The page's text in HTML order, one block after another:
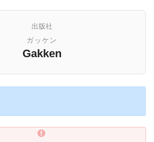
出版社
ガッケン
Gakken